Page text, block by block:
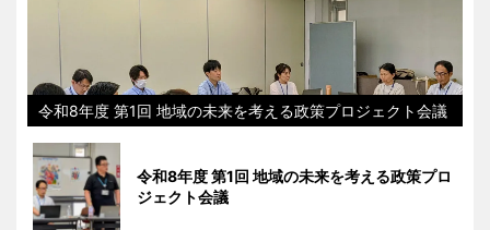
令和8年度 第1回 地域の未来を考える政策プロジェクト会議
令和8年度 第1回 地域の未来を考える政策プロ
ジェクト会議